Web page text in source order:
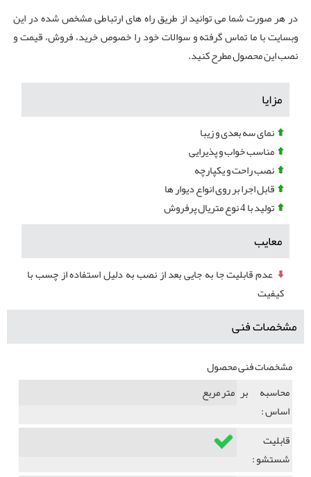
در هر صورت شما می توانید از طریق راه های ارتباطی مشخص شده در این
وبسایت با ما تماس گرفته و سوالات خود را خصوص خرید، فروش، قیمت و
نصب این محصول مطرح کنید.
مزایا
نمای سه بعدی و زیبا
مناسب خواب و پذیرایی
نصب راحت و یکپارچه
قابل اجرا بر روی انواع دیوار ها
تولید با 4 نوع متریال پرفروش
معایب
عدم قابلیت جا به جایی بعد از نصب به دلیل استفاده از چسب با
کیفیت
مشخصات فنی
مشخصات فنی محصول
محاسبه بر
اساس :
متر مربع
قابلیت
شستشو :